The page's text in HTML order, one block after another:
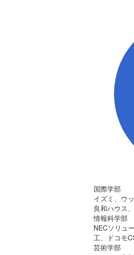
国際学部
イズミ、ウ
良和ハウス
情報科学部
NECソリュ
工、ドコモ
芸術学部